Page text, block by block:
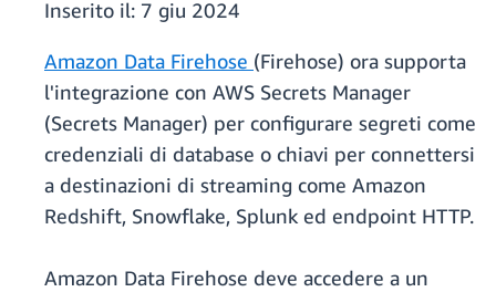
Inserito il: 7 giu 2024
Amazon Data Firehose (Firehose) ora supporta
l'integrazione con AWS Secrets Manager
(Secrets Manager) per configurare segreti come
credenziali di database o chiavi per connettersi
a destinazioni di streaming come Amazon
Redshift, Snowflake, Splunk ed endpoint HTTP.
Amazon Data Firehose deve accedere a un